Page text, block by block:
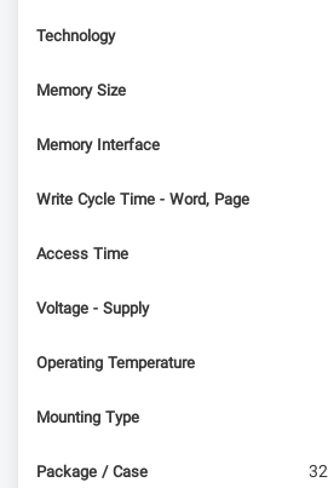
Technology
Memory Size
Memory Interface
Write Cycle Time - Word, Page
Access Time
Voltage - Supply
Operating Temperature
Mounting Type
Package / Case